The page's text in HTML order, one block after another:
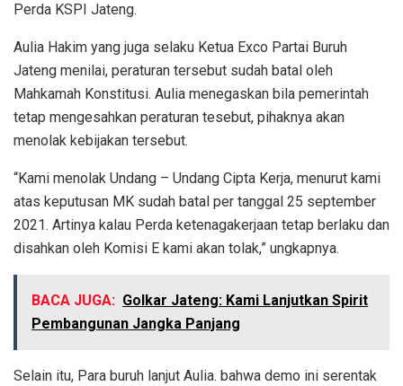
Perda KSPI Jateng.
Aulia Hakim yang juga selaku Ketua Exco Partai Buruh
Jateng menilai, peraturan tersebut sudah batal oleh
Mahkamah Konstitusi. Aulia menegaskan bila pemerintah
tetap mengesahkan peraturan tesebut, pihaknya akan
menolak kebijakan tersebut.
“Kami menolak Undang – Undang Cipta Kerja, menurut kami
atas keputusan MK sudah batal per tanggal 25 september
2021. Artinya kalau Perda ketenagakerjaan tetap berlaku dan
disahkan oleh Komisi E kami akan tolak,” ungkapnya.
BACA JUGA: Golkar Jateng: Kami Lanjutkan Spirit
Pembangunan Jangka Panjang
Selain itu, Para buruh lanjut Aulia. bahwa demo ini serentak